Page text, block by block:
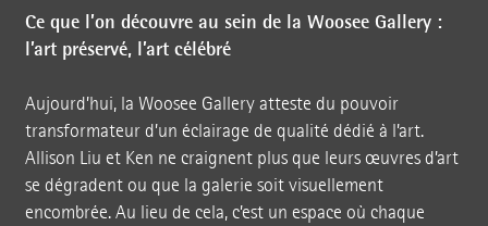
Ce que l’on découvre au sein de la Woosee Gallery :
l’art préservé, l’art célébré
Aujourd’hui, la Woosee Gallery atteste du pouvoir
transformateur d’un éclairage de qualité dédié à l’art.
Allison Liu et Ken ne craignent plus que leurs œuvres d’art
se dégradent ou que la galerie soit visuellement
encombrée. Au lieu de cela, c’est un espace où chaque